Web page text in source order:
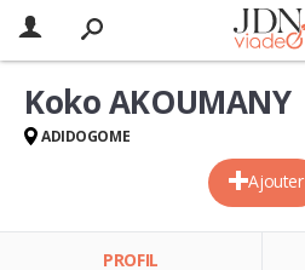
Ajouter
Koko AKOUMANY
ADIDOGOME
PROFIL